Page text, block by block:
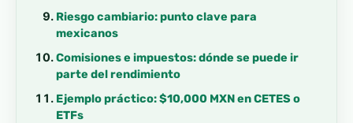
Riesgo cambiario: punto clave para
mexicanos
Comisiones e impuestos: dónde se puede ir
parte del rendimiento
Ejemplo práctico: $10,000 MXN en CETES o
ETFs